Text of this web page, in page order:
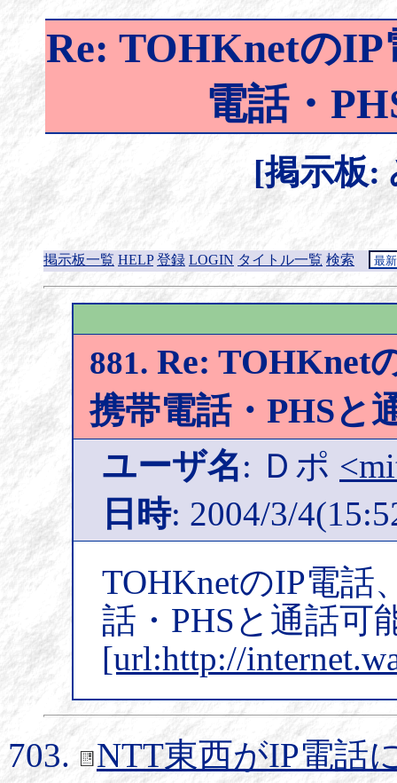
Re: TOHKnetのIP
電話・
[掲示板:
掲示板一覧 HELP 登録 LOGIN タイトル一覧 検索
881. Re: TOHKnet
携帯電話・PHSと
ユーザ名: Ｄポ
日時: 2004/3/
TOHKnetのIP電話
話・PHSと通話可
[url:http://
NTT東西がIP電話